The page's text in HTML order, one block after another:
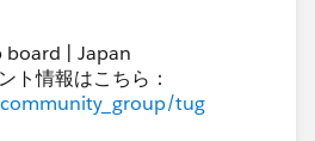
board | Japan
ト情報はこちら：
tug